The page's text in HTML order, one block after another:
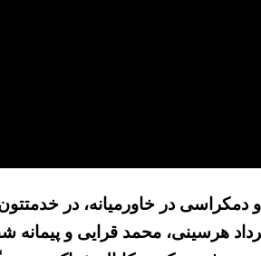
و دمکراسی در خاورمیانه، در
هرسینی، محمد قرایی و